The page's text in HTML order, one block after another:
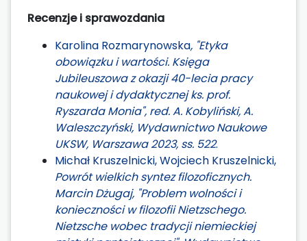
Recenzje i sprawozdania
Karolina Rozmarynowska, "Etyka
obowiązku i wartości. Księga
Jubileuszowa z okazji 40-lecia pracy
naukowej i dydaktycznej ks. prof.
Ryszarda Monia", red. A. Kobyliński, A.
Waleszczyński, Wydawnictwo Naukowe
UKSW, Warszawa 2023, ss. 522.
Michał Kruszelnicki, Wojciech Kruszelnicki,
Powrót wielkich syntez filozoficznych.
Marcin Dżugaj, "Problem wolności i
konieczności w filozofii Nietzschego.
Nietzsche wobec tradycji niemieckiej